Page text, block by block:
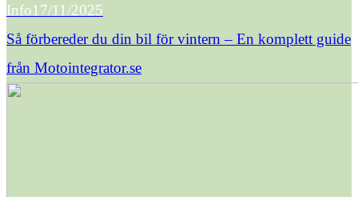
Info17/11/2025
Så förbereder du din bil för vintern – En komplett guide
från Motointegrator.se